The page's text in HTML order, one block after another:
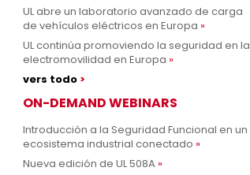
UL abre un laboratorio avanzado de carga
de vehículos eléctricos en Europa
UL continúa promoviendo la seguridad en la
electromovilidad en Europa
vers todo
ON-DEMAND WEBINARS
Introducción a la Seguridad Funcional en un
ecosistema industrial conectado
Nueva edición de UL 508A